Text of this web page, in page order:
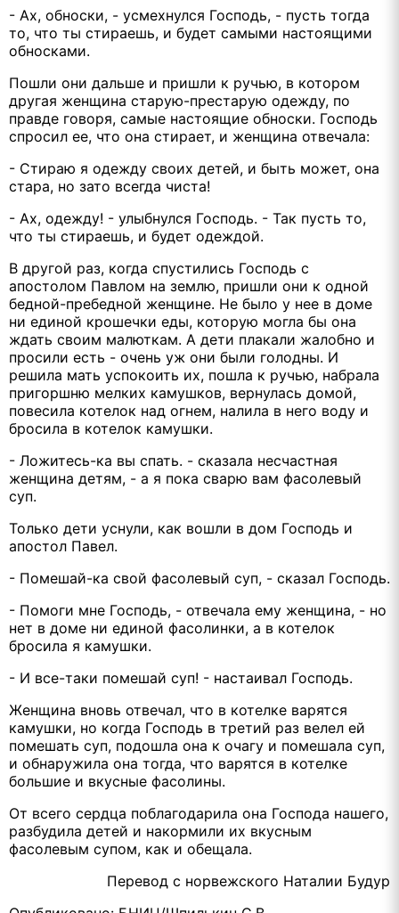
- Ах, обноски, - усмехнулся Господь, - пусть тогда
то, что ты стираешь, и будет самыми настоящими
обносками.
Пошли они дальше и пришли к ручью, в котором
другая женщина старую-престарую одежду, по
правде говоря, самые настоящие обноски. Господь
спросил ее, что она стирает, и женщина отвечала:
- Стираю я одежду своих детей, и быть может, она
стара, но зато всегда чиста!
- Ах, одежду! - улыбнулся Господь. - Так пусть то,
что ты стираешь, и будет одеждой.
В другой раз, когда спустились Господь с
апостолом Павлом на землю, пришли они к одной
бедной-пребедной женщине. Не было у нее в доме
ни единой крошечки еды, которую могла бы она
ждать своим малюткам. А дети плакали жалобно и
просили есть - очень уж они были голодны. И
решила мать успокоить их, пошла к ручью, набрала
пригоршню мелких камушков, вернулась домой,
повесила котелок над огнем, налила в него воду и
бросила в котелок камушки.
- Ложитесь-ка вы спать. - сказала несчастная
женщина детям, - а я пока сварю вам фасолевый
суп.
Только дети уснули, как вошли в дом Господь и
апостол Павел.
- Помешай-ка свой фасолевый суп, - сказал Господь.
- Помоги мне Господь, - отвечала ему женщина, - но
нет в доме ни единой фасолинки, а в котелок
бросила я камушки.
- И все-таки помешай суп! - настаивал Господь.
Женщина вновь отвечал, что в котелке варятся
камушки, но когда Господь в третий раз велел ей
помешать суп, подошла она к очагу и помешала суп,
и обнаружила она тогда, что варятся в котелке
большие и вкусные фасолины.
От всего сердца поблагодарила она Господа нашего,
разбудила детей и накормили их вкусным
фасолевым супом, как и обещала.
Перевод с норвежского Наталии Будур